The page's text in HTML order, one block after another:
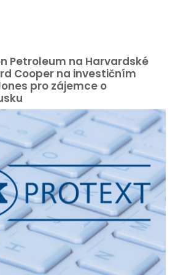
Petroleum na Harvardské
Cooper na investičním
pro zájemce o